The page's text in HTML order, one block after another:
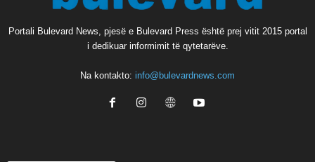
Portali Bulevard News, pjesë e Bulevard Press është prej vitit 2015 portal
i dedikuar informimit të qytetarëve.
Na kontakto: info@bulevardnews.com